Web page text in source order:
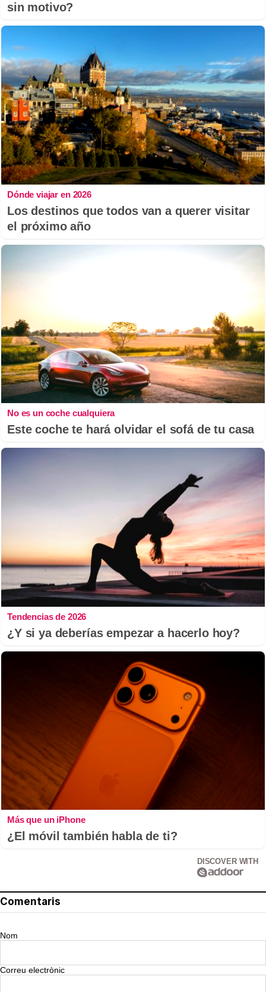
sin motivo?
Dónde viajar en 2026
Los destinos que todos van a querer visitar
el próximo año
No es un coche cualquiera
Este coche te hará olvidar el sofá de tu casa
Tendencias de 2026
¿Y si ya deberías empezar a hacerlo hoy?
Más que un iPhone
¿El móvil también habla de ti?
DISCOVER WITH
Comentaris
Nom
Correu electrònic